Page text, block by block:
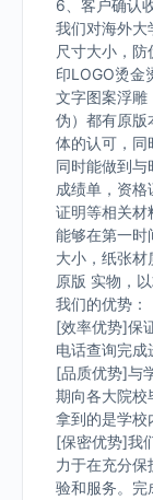
6、客户确认
我们对海外大
尺寸大小，
印LOGO烫金
文字图案浮雕
伪）都有原版
体的认可，同
同时能做到与
成绩单，资
证明等相关材
能够在第一时
大小，纸张材
原版 实物，
我们的优势：
[效率优势]保
电话查询完成
[品质优势]与
期向各大院校
拿到的是学校
[保密优势]我
力于在充分
验和服务。完